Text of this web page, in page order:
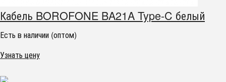
Кабель BOROFONE BA21A Type-C белый
Есть в наличии (оптом)
Узнать цену